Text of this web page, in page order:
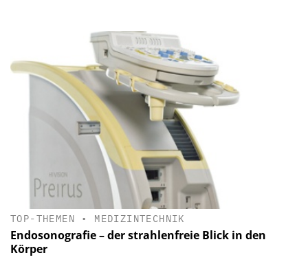
TOP-THEMEN • MEDIZINTECHNIK
Endosonografie – der strahlenfreie Blick in den
Körper